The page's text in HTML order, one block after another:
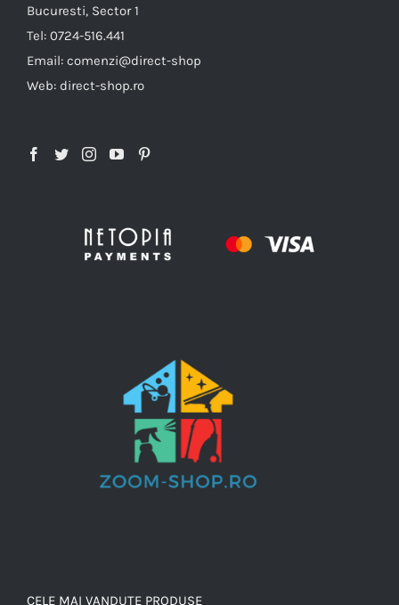
Bucuresti, Sector 1
Tel: 0724-516.441
Email: comenzi@direct-shop
Web: direct-shop.ro
CELE MAI VANDUTE PRODUSE